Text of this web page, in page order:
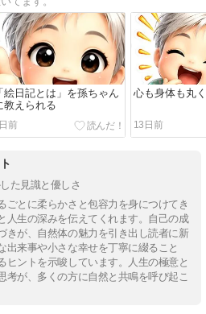
絵日記とは」を孫ちゃん
教えられる
前
心も身体も丸
13日前
た見識と優しさ
ごとに柔らかさと包容力を身につけてき
人生の深みを伝えてくれます。自己の成
きが、自然体の魅力を引き出し読者に新
出来事や小さな幸せを丁寧に綴ること
ヒントを示唆しています。人生の極意と
考が、多くの方に自然と共鳴を呼び起こ